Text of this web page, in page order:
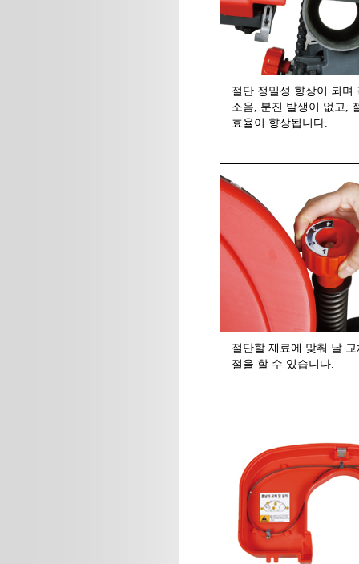
절단 정밀성 향상이 되며
소음, 분진 발생이 없고,
효율이 향상됩니다.
절단할 재료에 맞춰 날
절을 할 수 있습니다.